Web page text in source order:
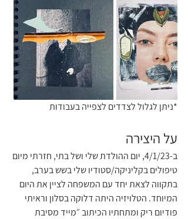
*ניתן לגלול לצדדים לצפייה בעבודות
על היצירה
ב-4/1/23, יום ההולדת שלי ושל בתי, חזרתי מיום
טיפולים בקליניקה/סטודיו שלי בשש בערב,
בתקווה לצאת יחד עם המשפחה לציין את היום
המיוחד. הטלויזיה היתה דלוקה בסלון וראיתי
פודיום ריק ומתחתיו הכיתוב ״מייד מסיבת